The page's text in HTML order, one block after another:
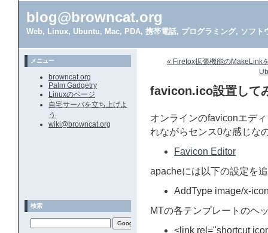
blog@browncat.org
Web, Linux, Ubuntu, Mac, PDA, 携帯電話, プログラミング, ソフト
« Firefox拡張機能のMakeLink
favicon.ico設置して
オンラインのfaviconエデ
れながらセンス0な感じな
Favicon Editor
apacheには以下の設定を
AddType image/x-
MTの各テンプレートのヘ
<link rel="shortcut
メニュー
browncat.org
Palm Gadgetry
Linuxのページ
自宅サーバを立ち上げよ
う
wiki@browncat.org
検索